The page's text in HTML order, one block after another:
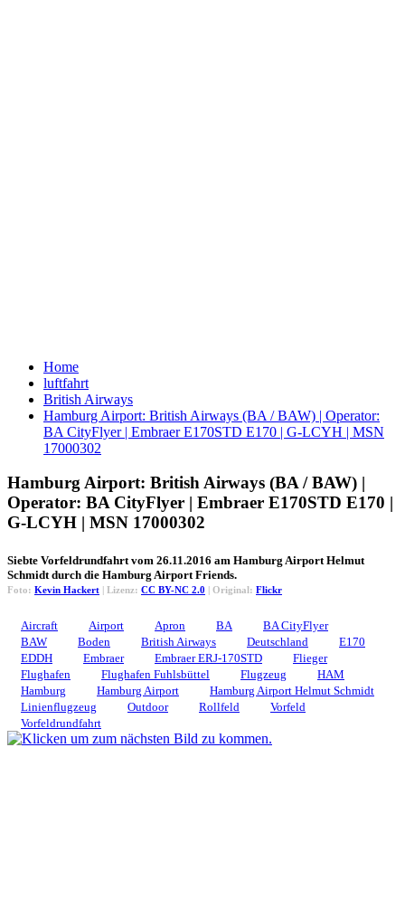
Home
luftfahrt
British Airways
Hamburg Airport: British Airways (BA / BAW) | Operator:
BA CityFlyer | Embraer E170STD E170 | G-LCYH | MSN
17000302
Hamburg Airport: British Airways (BA / BAW) |
Operator: BA CityFlyer | Embraer E170STD E170 |
G-LCYH | MSN 17000302
Siebte Vorfeldrundfahrt vom 26.11.2016 am Hamburg Airport Helmut
Schmidt durch die Hamburg Airport Friends.
Foto: Kevin Hackert | Lizenz: CC BY-NC 2.0 | Original: Flickr
Aircraft Airport Apron BA
BA CityFlyer
BAW
Boden British Airways Deutschland
E170
EDDH
Embraer Embraer ERJ-170STD
Flieger
Flughafen
Flughafen Fuhlsbüttel Flugzeug
HAM
Hamburg
Hamburg Airport
Hamburg Airport Helmut Schmidt
Linienflugzeug
Outdoor Rollfeld
Vorfeld
Vorfeldrundfahrt